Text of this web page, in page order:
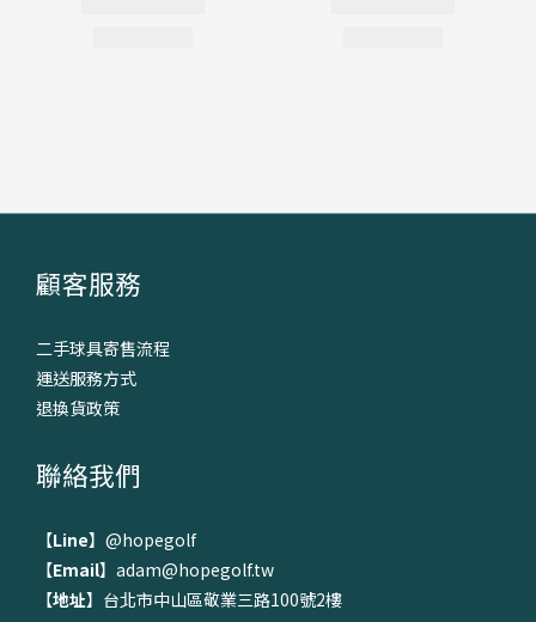
顧客服務
二手球具寄售流程
運送服務方式
退換貨政策
聯絡我們
【Line】 @hopegolf
【Email】adam@hopegolf.tw
【地址】台北市中山區敬業三路100號2樓